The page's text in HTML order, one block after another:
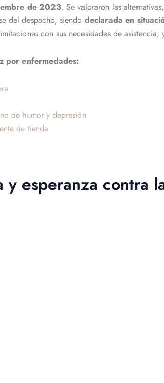
de 2023. Se valoraron las
del despacho, siendo declarada en
con sus necesidades de
por enfermedades:
de humor y depresión
de tienda
esperanza contra